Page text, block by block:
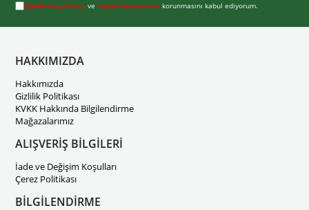
Üyelik koşullarını vekişisel verilerimin korunmasını kabul ediyorum.
HAKKIMIZDA
Hakkımızda
Gizlilik Politikası
KVKK Hakkında Bilgilendirme
Mağazalarımız
ALIŞVERİŞ BİLGİLERİ
İade ve Değişim Koşulları
Çerez Politikası
BİLGİLENDİRME